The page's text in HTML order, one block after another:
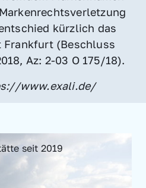
kürzlich das
Frankfurt (Beschluss
Az: 2-03 O 175/18).
www.exali.de/
seit 2019